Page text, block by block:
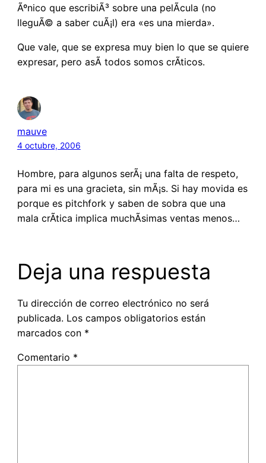
Ãºnico que escribiÃ³ sobre una pelÃ­cula (no
lleguÃ© a saber cuÃ¡l) era «es una mierda».
Que vale, que se expresa muy bien lo que se quiere
expresar, pero asÃ­ todos somos crÃ­ticos.
mauve
4 octubre, 2006
Hombre, para algunos serÃ¡ una falta de respeto,
para mi es una gracieta, sin mÃ¡s. Si hay movida es
porque es pitchfork y saben de sobra que una
mala crÃ­tica implica muchÃ­simas ventas menos…
Deja una respuesta
Tu dirección de correo electrónico no será
publicada. Los campos obligatorios están
marcados con *
Comentario *